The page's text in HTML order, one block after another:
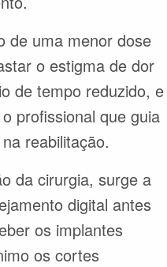
de uma menor dose
o estigma de dor
de tempo reduzido, e
profissional que guia
reabilitação.
da cirurgia, surge a
digital antes
os implantes
os cortes